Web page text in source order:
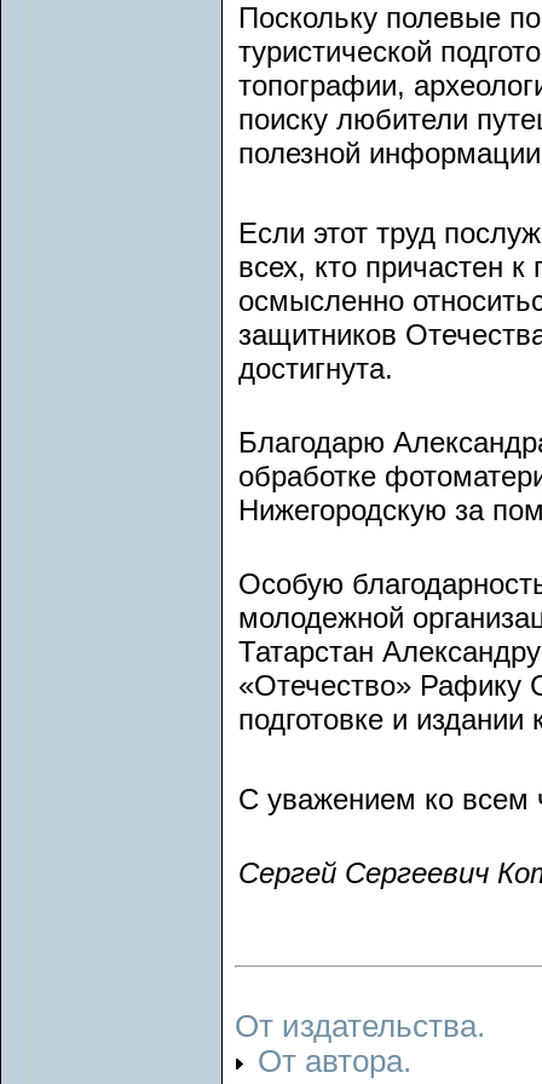
Поскольку полевые
туристической
топографии,
поиску любители
полезной
Если этот труд
всех, кто причастен
осмысленно
защитников
достигнута.
Благодарю
обработке
Нижегородскую за
Особую
молодежной
Татарстан
«Отечество» Рафику
подготовке и издании
С уважением ко всем
Сергей Сергеевич
От издательства.
От автора.